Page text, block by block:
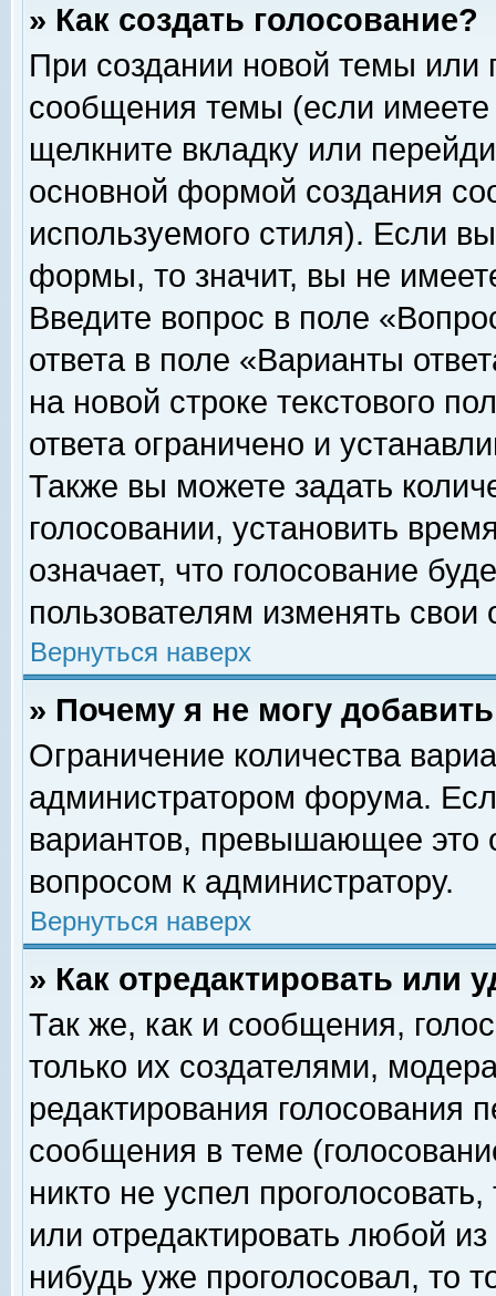
» Как создать голосование?
При создании новой темы или
сообщения темы (если
щелкните вкладку или
основной формой создания
используемого стиля). Если
формы, то значит, вы не
Введите вопрос в поле
ответа в поле «Варианты
на новой строке текстового
ответа ограничено и
Также вы можете задать
голосовании, установить
означает, что голосование
пользователям изменять свои
Вернуться наверх
» Почему я не могу
Ограничение количества
администратором форума.
вариантов, превышающее это
вопросом к администратору.
Вернуться наверх
» Как отредактировать или
Так же, как и сообщения,
только их создателями,
редактирования голосования
сообщения в теме
никто не успел
или отредактировать любой
нибудь уже проголосовал, то